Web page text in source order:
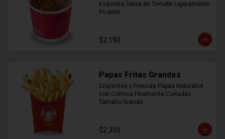
Exquisita Salsa de Tomate Ligeramente
Picante
$2.190
Papas Fritas Grandes
Crujientes y Frescas Papas Naturales
con Corteza Finamente Cortadas
Tamaño Grande.
$2.350